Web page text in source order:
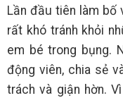
Lần đầu tiên làm bố
rất khó tránh khỏi
em bé trong bụng.
động viên, chia sẻ
trách và giận hờn.